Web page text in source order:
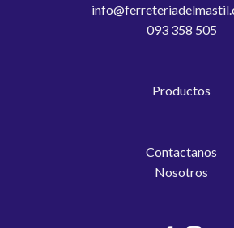
093 358 505
Productos
Contactanos
Nosotros